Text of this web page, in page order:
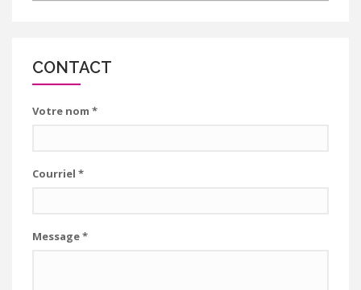
CONTACT
Votre nom *
Courriel *
Message*